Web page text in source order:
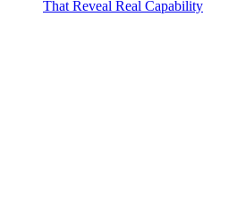
That Reveal Real Capability